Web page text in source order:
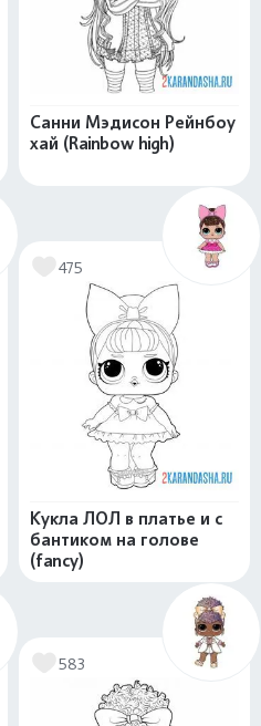
Санни Мэдисон Рейнбоу
хай (Rainbow high)
475
Кукла ЛОЛ в платье и с
бантиком на голове
(fancy)
583